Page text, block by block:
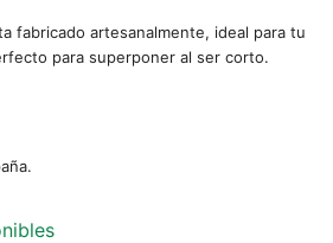
fabricado artesanalmente, ideal para tu
para superponer al ser corto.